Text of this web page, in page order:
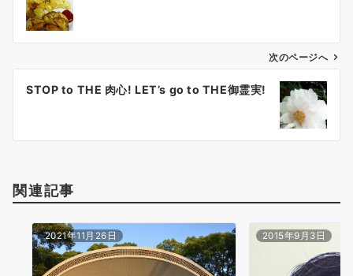
ビ
ン
次のページへ
STOP to THE 肉心! LET’s go to THE御霊実!
関連記事
2021年11月26日 2015年9月3日